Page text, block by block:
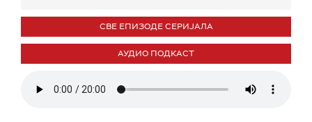
СВЕ ЕПИЗОДЕ СЕРИЈАЛА
АУДИО ПОДКАСТ